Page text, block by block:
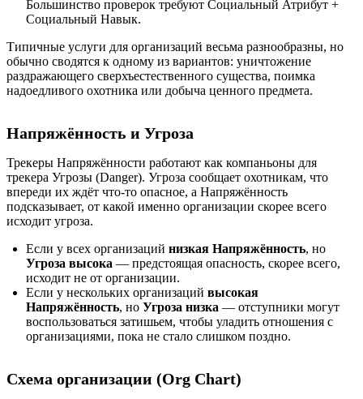
Большинство проверок требуют Социальный Атрибут +
Социальный Навык.
Типичные услуги для организаций весьма разнообразны, но
обычно сводятся к одному из вариантов: уничтожение
раздражающего сверхъестественного существа, поимка
надоедливого охотника или добыча ценного предмета.
Напряжённость и Угроза
Трекеры Напряжённости работают как компаньоны для
трекера Угрозы (Danger). Угроза сообщает охотникам, что
впереди их ждёт что-то опасное, а Напряжённость
подсказывает, от какой именно организации скорее всего
исходит угроза.
Если у всех организаций низкая Напряжённость, но
Угроза высока — предстоящая опасность, скорее всего,
исходит не от организации.
Если у нескольких организаций высокая
Напряжённость, но Угроза низка — отступники могут
воспользоваться затишьем, чтобы уладить отношения с
организациями, пока не стало слишком поздно.
Схема организации (Org Chart)